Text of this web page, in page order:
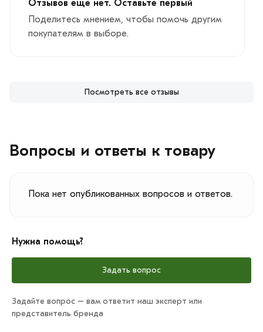
Отзывов еще нет. Оставьте первый
Поделитесь мнением, чтобы помочь другим
покупателям в выборе.
Посмотреть все отзывы
Вопросы и ответы к товару
Пока нет опубликованных вопросов и ответов.
Нужна помощь?
Задать вопрос
Задайте вопрос – вам ответит наш эксперт или
представитель бренда